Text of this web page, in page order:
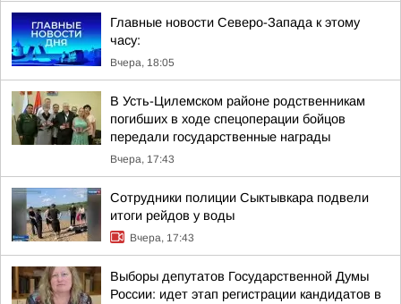
Главные новости Северо-Запада к этому
часу:
Вчера, 18:05
В Усть-Цилемском районе родственникам
погибших в ходе спецоперации бойцов
передали государственные награды
Вчера, 17:43
Сотрудники полиции Сыктывкара подвели
итоги рейдов у воды
Вчера, 17:43
Выборы депутатов Государственной Думы
России: идет этап регистрации кандидатов в